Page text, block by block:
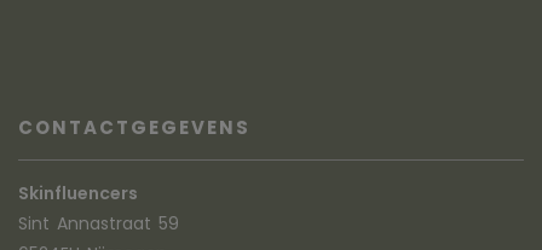
CONTACTGEGEVENS
Skinfluencers
Sint Annastraat 59